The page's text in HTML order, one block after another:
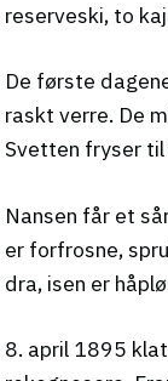
reserveski, to
De første
raskt verre. De
Svetten fryser
Nansen får et
er forfrosne,
dra, isen er
8. april 1895